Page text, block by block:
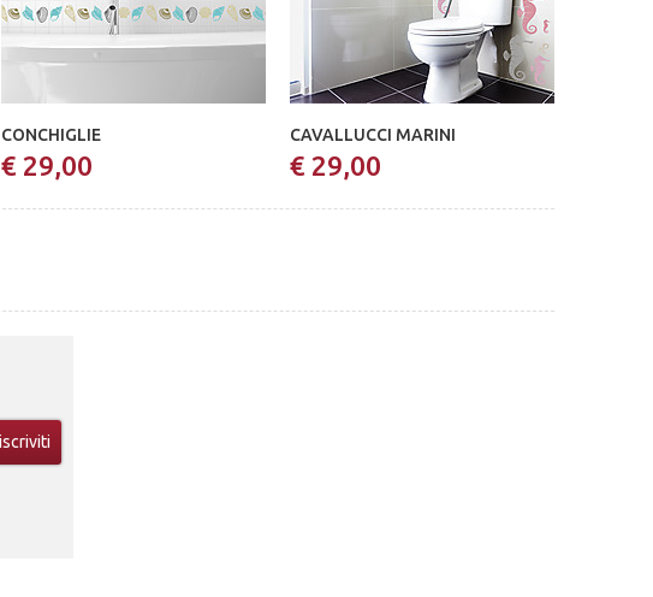
CONCHIGLIE
€ 29,00
CAVALLUCCI MARINI
€ 29,00